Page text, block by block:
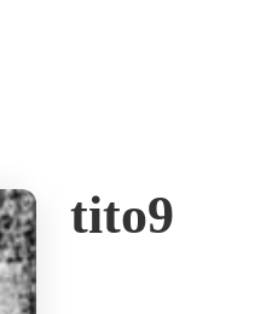
tito9